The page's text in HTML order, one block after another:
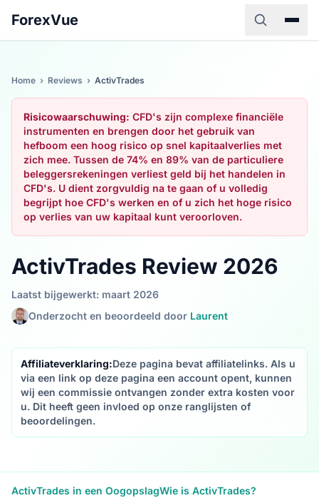
ForexVue
Home › Reviews › ActivTrades
Risicowaarschuwing: CFD's zijn complexe financiële
instrumenten en brengen door het gebruik van
hefboom een hoog risico op snel kapitaalverlies met
zich mee. Tussen de 74% en 89% van de particuliere
beleggersrekeningen verliest geld bij het handelen in
CFD's. U dient zorgvuldig na te gaan of u volledig
begrijpt hoe CFD's werken en of u zich het hoge risico
op verlies van uw kapitaal kunt veroorloven.
ActivTrades Review 2026
Laatst bijgewerkt: maart 2026
Onderzocht en beoordeeld door Laurent
Affiliateverklaring:Deze pagina bevat affiliatelinks. Als u
via een link op deze pagina een account opent, kunnen
wij een commissie ontvangen zonder extra kosten voor
u. Dit heeft geen invloed op onze ranglijsten of
beoordelingen.
ActivTrades in een OogopslagWie is ActivTrades?